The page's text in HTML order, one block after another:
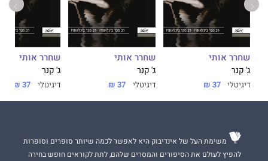
שחרר אותי
ג' קנר
דיגיטלי 37 ₪
שחרר אותי
ג' קנר
דיגיטלי 37 ₪
שחרר אותי
ג' קנר
דיגיטלי 37 ₪
משימת העל של אינדיבוק היא לאפשר לכמה שיותר סופרים וסופרות
להפיץ לעולם את הסיפורים והמסרים שלהם, לתת לקוראים חופש בחירה